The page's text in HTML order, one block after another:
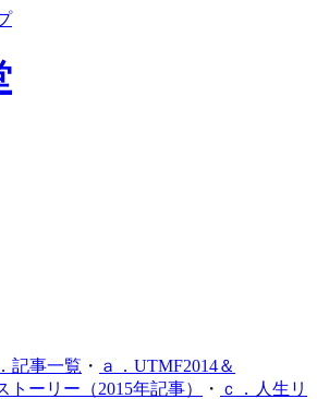
記事一覧 ・ ａ．UTMF2014＆
トーリー（2015年記事） ・ ｃ．人生リ